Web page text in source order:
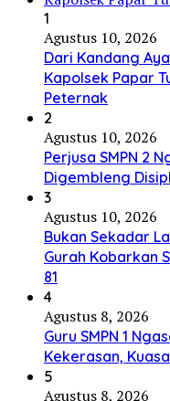
1
Agustus 10, 2026
Dari Kandang
Kapolsek Papar
Peternak
2
Agustus 10, 2026
Perjusa SMPN 2
Digembleng
3
Agustus 10, 2026
Bukan Sekadar
Gurah Kobarkan
81
4
Agustus 8, 2026
Guru SMPN 1
Kekerasan,
5
Agustus 8, 2026